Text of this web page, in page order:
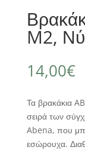
M2,
14,00€
Τα βρακάκια
σειρά των
Abena, που
εσώρουχα.